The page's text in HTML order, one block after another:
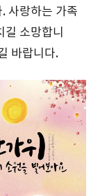
사랑하는 가족
소망합니
바랍니다.